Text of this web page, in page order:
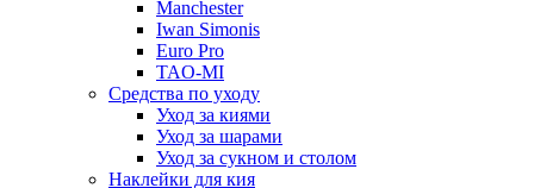
Manchester
Iwan Simonis
Euro Pro
TAO-MI
Средства по уходу
Уход за киями
Уход за шарами
Уход за сукном и столом
Наклейки для кия